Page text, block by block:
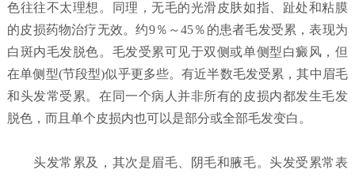
色往往不太理想。同理，无毛的光滑皮肤如指、趾处和粘膜
的皮损药物治疗无效。约9％～45％的患者毛发受累，表现为
白斑内毛发脱色。毛发受累可见于双侧或单侧型白癜风，但
在单侧型(节段型)似乎更多些。有近半数毛发受累，其中眉毛
和头发常受累。在同一个病人并非所有的皮损内都发生毛发
脱色，而且单个皮损内也可以是部分或全部毛发变白。
头发常累及，其次是眉毛、阴毛和腋毛。头发受累常表